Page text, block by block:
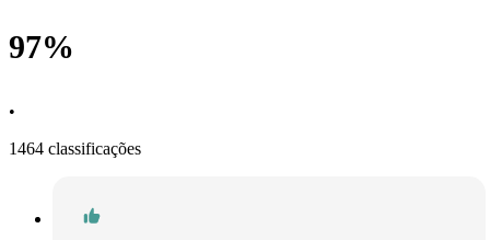
97%
•
1464 classificações